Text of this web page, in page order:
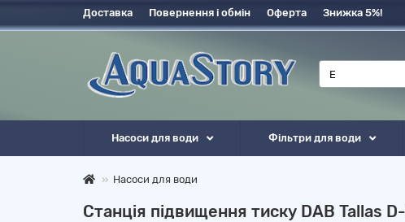
Доставка Повернення і обмін Оферта Знижка 5%!
Насоси для води Фільтри для води
Насоси для води
Станція підвищення тиску DAB Tallas